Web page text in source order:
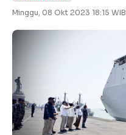
Minggu, 08 Okt 2023 18:15 WIB